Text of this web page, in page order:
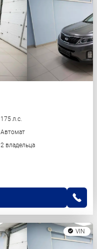
175 л.с.
Автомат
2 владельца
VIN